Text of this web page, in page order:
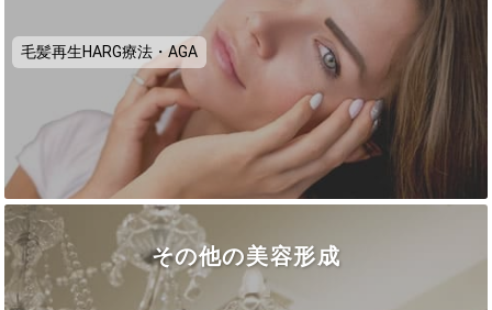
毛髪再生HARG療法・AGA
その他の美容形成